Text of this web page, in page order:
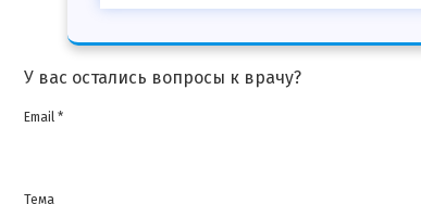
У вас остались вопросы к врачу?
Email *
Тема